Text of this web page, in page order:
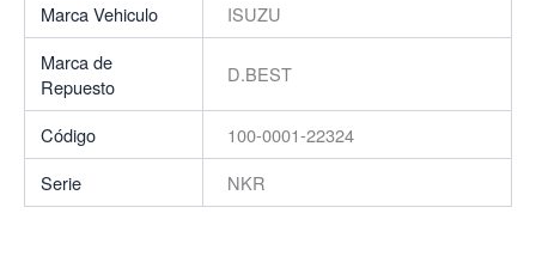
Marca Vehiculo
ISUZU
Marca de
Repuesto
D.BEST
Código
100-0001-22324
Serie
NKR